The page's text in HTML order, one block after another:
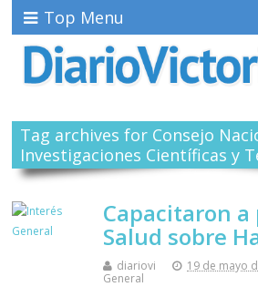
Top Menu
Tag archives for Consejo
Investigaciones Científicas y
Capacitaron
Salud sobre
diariovi 19 de mayo
General